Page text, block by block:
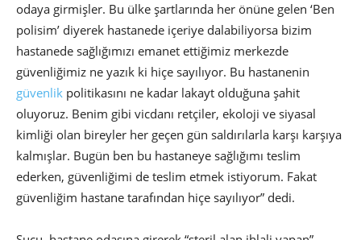
odaya girmişler. Bu ülke şartlarında her önüne gelen ‘Ben
polisim’ diyerek hastanede içeriye dalabiliyorsa bizim
hastanede sağlığımızı emanet ettiğimiz merkezde
güvenliğimiz ne yazık ki hiçe sayılıyor. Bu hastanenin
güvenlik politikasını ne kadar lakayt olduğuna şahit
oluyoruz. Benim gibi vicdanı retçiler, ekoloji ve siyasal
kimliği olan bireyler her geçen gün saldırılarla karşı karşıya
kalmışlar. Bugün ben bu hastaneye sağlığımı teslim
ederken, güvenliğimi de teslim etmek istiyorum. Fakat
güvenliğim hastane tarafından hiçe sayılıyor” dedi.